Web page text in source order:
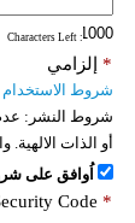
: Characters Left
إلزامي *
شروط الاستخدام
شروط النشر:
أو الذات
اُوافق على
Code *